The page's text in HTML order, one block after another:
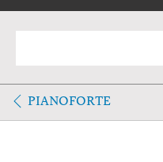
PIANOFORTE